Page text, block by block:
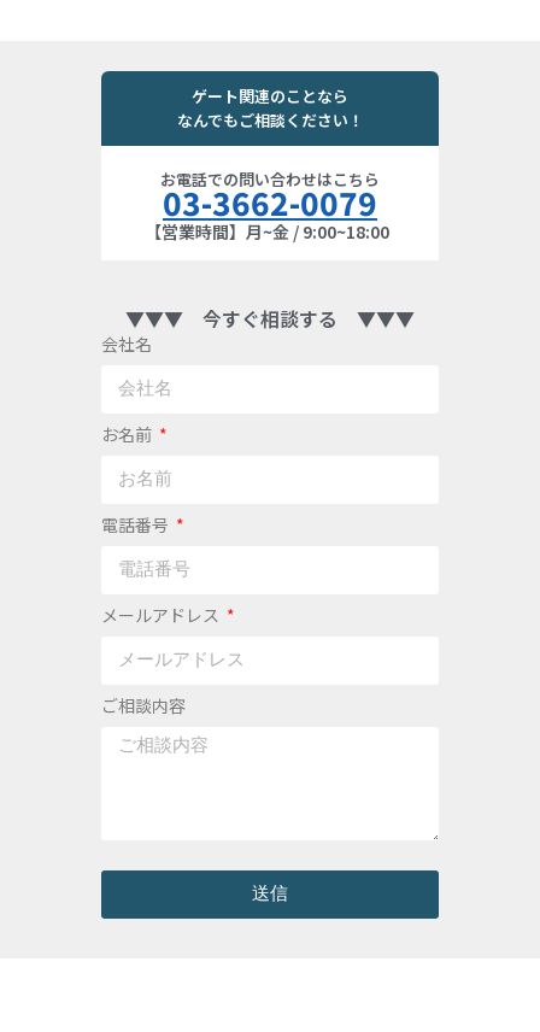
ゲート関連のことなら
なんでもご相談ください！
お電話での問い合わせはこちら
03-3662-0079
【営業時間】月~金 / 9:00~18:00
▼▼▼ 今すぐ相談する ▼▼▼
会社名
お名前
電話番号
メールアドレス
ご相談内容
送信